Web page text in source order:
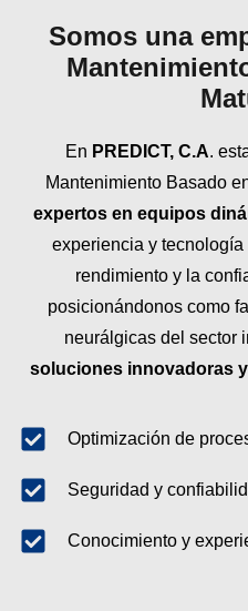
Somos una
En PREDICT, C.A.
Mantenimiento Basado
expertos en equipos
experiencia y tecnología
rendimiento y la
posicionándonos como
neurálgicas del sector
soluciones innovadoras
Optimización de
Seguridad y
Conocimiento y